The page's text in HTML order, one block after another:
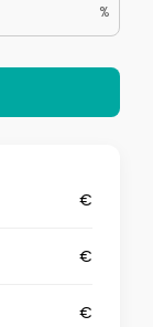
%
€
€
€